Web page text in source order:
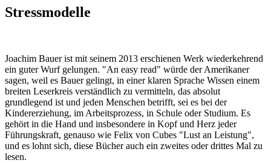
Stressmodelle
Joachim Bauer ist mit seinem 2013 erschienen Werk wiederkehrend
ein guter Wurf gelungen. "An easy read" würde der Amerikaner
sagen, weil es Bauer gelingt, in einer klaren Sprache Wissen einem
breiten Leserkreis verständlich zu vermitteln, das absolut
grundlegend ist und jeden Menschen betrifft, sei es bei der
Kindererziehung, im Arbeitsprozess, in Schule oder Studium. Es
gehört in die Hand und insbesondere in Kopf und Herz jeder
Führungskraft, genauso wie Felix von Cubes "Lust an Leistung",
und es lohnt sich, diese Bücher auch ein zweites oder drittes Mal zu
lesen.